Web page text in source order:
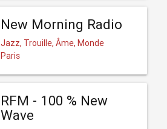
New Morning Radio
Jazz, Trouille, Âme, Monde
Paris
RFM - 100 % New
Wave